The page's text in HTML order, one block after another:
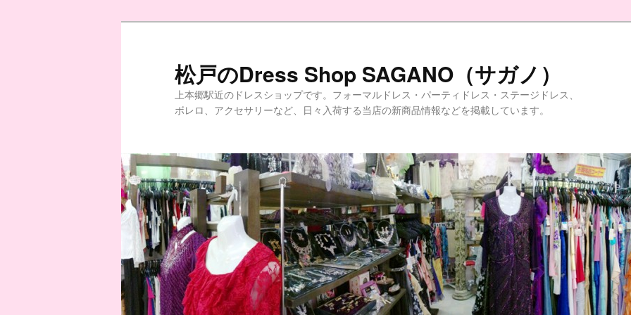
松戸のDress Shop SAGANO（サガノ）
上本郷駅近のドレスショップです。フォーマルドレス・パーティドレス・ステージドレス、
ボレロ、アクセサリーなど、日々入荷する当店の新商品情報などを掲載しています。